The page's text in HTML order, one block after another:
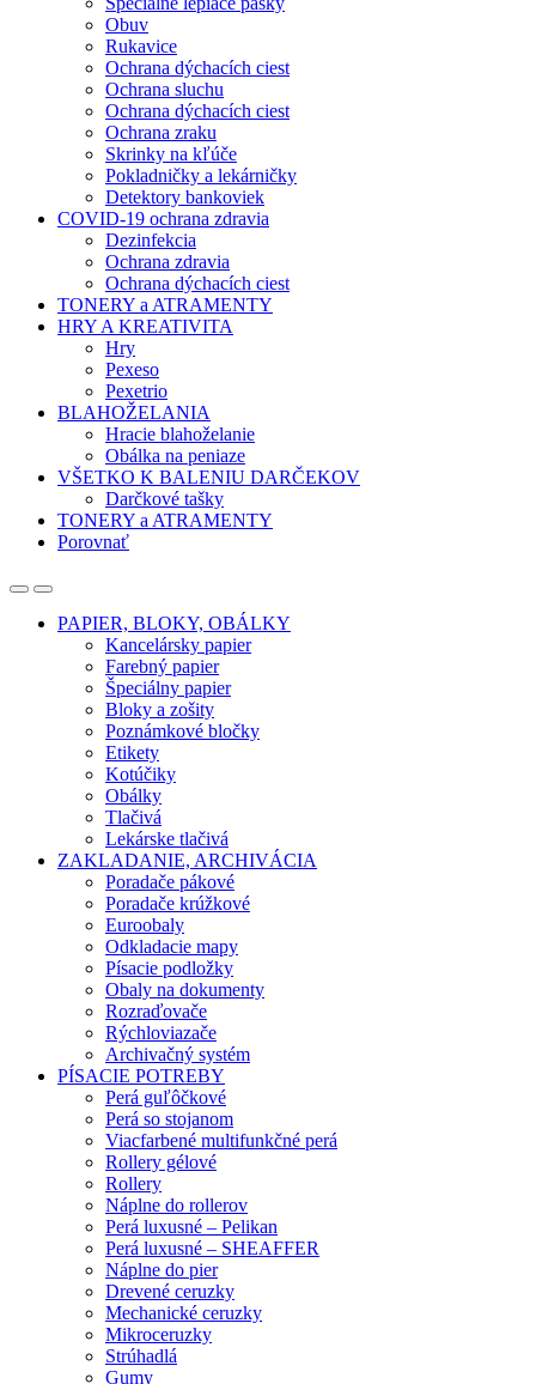
Obuv
Rukavice
Ochrana dýchacích ciest
Ochrana sluchu
Ochrana dýchacích ciest
Ochrana zraku
Skrinky na kľúče
Pokladničky a lekárničky
Detektory bankoviek
COVID-19 ochrana zdravia
Dezinfekcia
Ochrana zdravia
Ochrana dýchacích ciest
TONERY a ATRAMENTY
HRY A KREATIVITA
Hry
Pexeso
Pexetrio
BLAHOŽELANIA
Hracie blahoželanie
Obálka na peniaze
VŠETKO K BALENIU DARČEKOV
Darčkové tašky
TONERY a ATRAMENTY
Porovnať
OpenClose
PAPIER, BLOKY, OBÁLKY
Kancelársky papier
Farebný papier
Špeciálny papier
Bloky a zošity
Poznámkové bločky
Etikety
Kotúčiky
Obálky
Tlačivá
Lekárske tlačivá
ZAKLADANIE, ARCHIVÁCIA
Poradače pákové
Poradače krúžkové
Euroobaly
Odkladacie mapy
Písacie podložky
Obaly na dokumenty
Rozraďovače
Rýchloviazače
Archivačný systém
PÍSACIE POTREBY
Perá guľôčkové
Perá so stojanom
Viacfarbené multifunkčné perá
Rollery gélové
Rollery
Náplne do rollerov
Perá luxusné – Pelikan
Perá luxusné – SHEAFFER
Náplne do pier
Drevené ceruzky
Mechanické ceruzky
Mikroceruzky
Strúhadlá
Gumy